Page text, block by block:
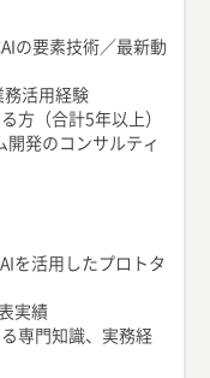
の要素技術／最新動
務活用経験
方（合計5年以上）
発のコンサルティ
を活用したプロトタ
実績
専門知識、実務経